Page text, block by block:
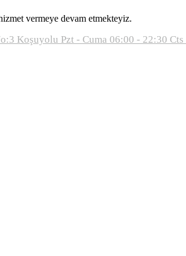
vermeye devam etmekteyiz.
Koşuyolu Pzt - Cuma 06:00 - 22:30